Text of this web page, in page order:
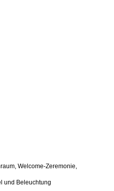
Welcome-Zeremonie,
und Beleuchtung